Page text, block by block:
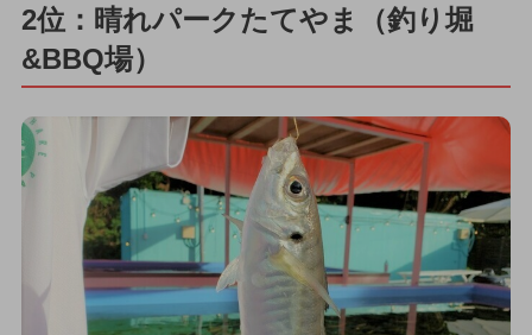
2位：晴れパークたてやま（釣り堀
&BBQ場）